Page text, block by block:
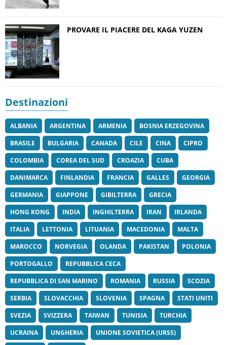
PROVARE IL PIACERE DEL KAGA YUZEN
Destinazioni
ALBANIA ARGENTINA ARMENIA
BOSNIA ERZEGOVINA
BRASILE
BULGARIA CANADA CILE CINA
CIPRO
COLOMBIA
COREA DEL SUD CROAZIA
CUBA
DANIMARCA
FINLANDIA FRANCIA GALLES
GEORGIA
GERMANIA
GIAPPONE GIBILTERRA
GRECIA
HONG KONG
INDIA INGHILTERRA IRAN
IRLANDA
ITALIA
LETTONIA LITUANIA MACEDONIA
MALTA
MAROCCO
NORVEGIA OLANDA PAKISTAN
POLONIA
PORTOGALLO
REPUBBLICA CECA
REPUBBLICA DI SAN MARINO
ROMANIA RUSSIA
SCOZIA
SERBIA
SLOVACCHIA SLOVENIA SPAGNA
STATI UNITI
SVEZIA
SVIZZERA TAIWAN TUNISIA
TURCHIA
UCRAINA
UNGHERIA UNIONE SOVIETICA (URSS)